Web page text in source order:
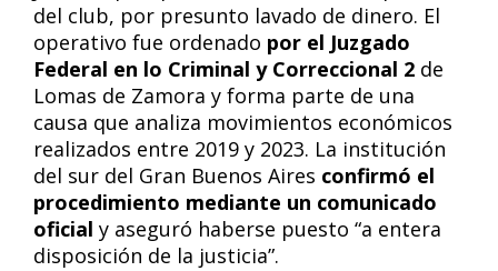
del club, por presunto lavado de dinero. El
operativo fue ordenado por el Juzgado
Federal en lo Criminal y Correccional 2 de
Lomas de Zamora y forma parte de una
causa que analiza movimientos económicos
realizados entre 2019 y 2023. La institución
del sur del Gran Buenos Aires confirmó el
procedimiento mediante un comunicado
oficial y aseguró haberse puesto “a entera
disposición de la justicia”.